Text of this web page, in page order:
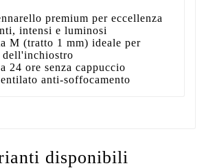
premium per eccellenza
intensi e luminosi
M (tratto 1 mm) ideale per
24 ore senza cappuccio
anti-soffocamento
disponibili